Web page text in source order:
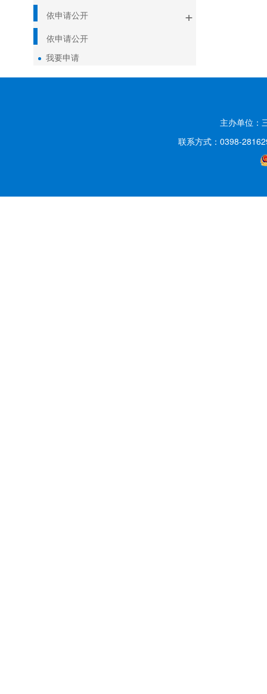
依申请公开
+
依申请公开
我要申请
主办单位
联系方式：0398-